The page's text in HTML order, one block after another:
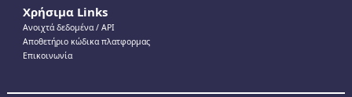
Χρήσιμα Links
Ανοιχτά δεδομένα / ΑPI
Αποθετήριο κώδικα πλατφορμας
Επικοινωνία